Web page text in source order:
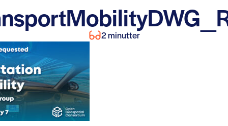
2 minutter